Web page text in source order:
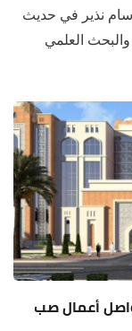
نذير في حديث
والبحث العلمي
أعمال صب